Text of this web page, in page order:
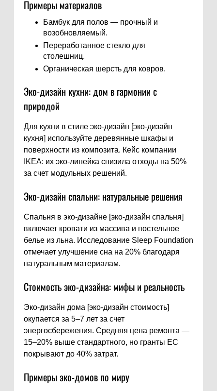
Примеры материалов
Бамбук для полов — прочный и
возобновляемый.
Переработанное стекло для
столешниц.
Органическая шерсть для ковров.
Эко-дизайн кухни: дом в гармонии с
природой
Для кухни в стиле эко-дизайн [эко-дизайн
кухня] используйте деревянные шкафы и
поверхности из композита. Кейс компании
IKEA: их эко-линейка снизила отходы на 50%
за счет модульных решений.
Эко-дизайн спальни: натуральные решения
Спальня в эко-дизайне [эко-дизайн спальня]
включает кровати из массива и постельное
белье из льна. Исследование Sleep Foundation
отмечает улучшение сна на 20% благодаря
натуральным материалам.
Стоимость эко-дизайна: мифы и реальность
Эко-дизайн дома [эко-дизайн стоимость]
окупается за 5–7 лет за счет
энергосбережения. Средняя цена ремонта —
15–20% выше стандартного, но гранты ЕС
покрывают до 40% затрат.
Примеры эко-домов по миру